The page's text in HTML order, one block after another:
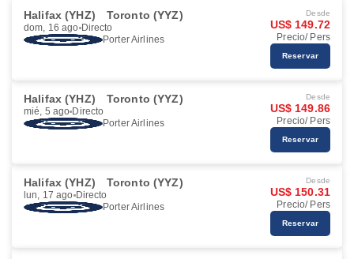
Halifax (YHZ) Toronto (YYZ)
dom, 16 ago Directo
Porter Airlines
Desde
US$ 149.72
Precio/ Pers
Reservar
Halifax (YHZ) Toronto (YYZ)
mié, 5 ago Directo
Porter Airlines
Desde
US$ 149.86
Precio/ Pers
Reservar
Halifax (YHZ) Toronto (YYZ)
lun, 17 ago Directo
Porter Airlines
Desde
US$ 150.31
Precio/ Pers
Reservar